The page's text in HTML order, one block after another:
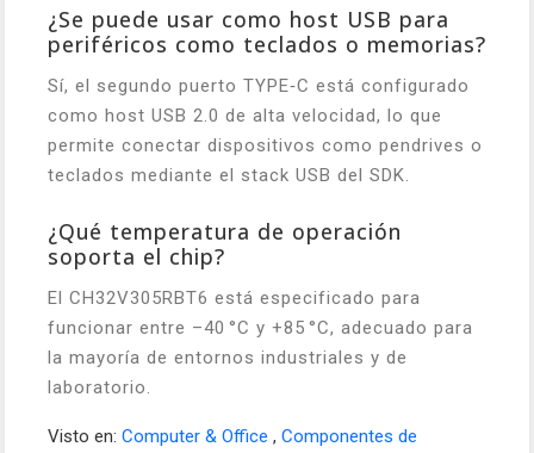
¿Se puede usar como host USB para
periféricos como teclados o memorias?
Sí, el segundo puerto TYPE‑C está configurado
como host USB 2.0 de alta velocidad, lo que
permite conectar dispositivos como pendrives o
teclados mediante el stack USB del SDK.
¿Qué temperatura de operación
soporta el chip?
El CH32V305RBT6 está especificado para
funcionar entre –40 °C y +85 °C, adecuado para
la mayoría de entornos industriales y de
laboratorio.
Visto en: Computer & Office , Componentes de